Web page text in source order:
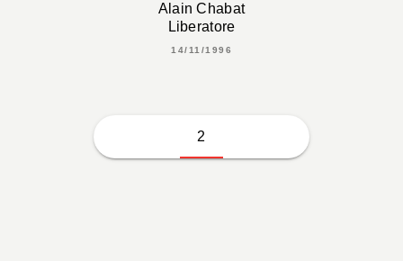
Alain Chabat
Liberatore
14/11/1996
2